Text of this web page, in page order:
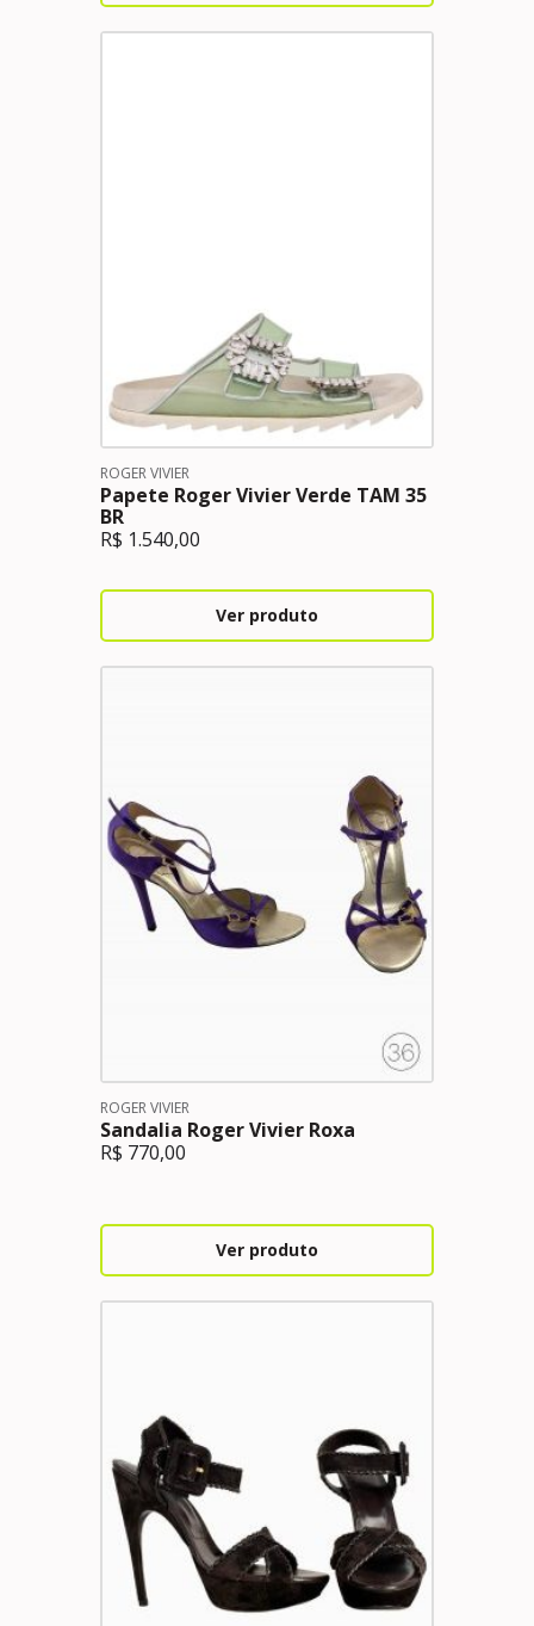
ROGER VIVIER
Papete Roger Vivier Verde TAM 35
BR
R$ 1.540,00
Ver produto
ROGER VIVIER
Sandalia Roger Vivier Roxa
R$ 770,00
Ver produto